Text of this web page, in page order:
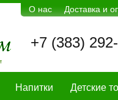
О нас Доставка и
+7 (383)
Напитки Детские